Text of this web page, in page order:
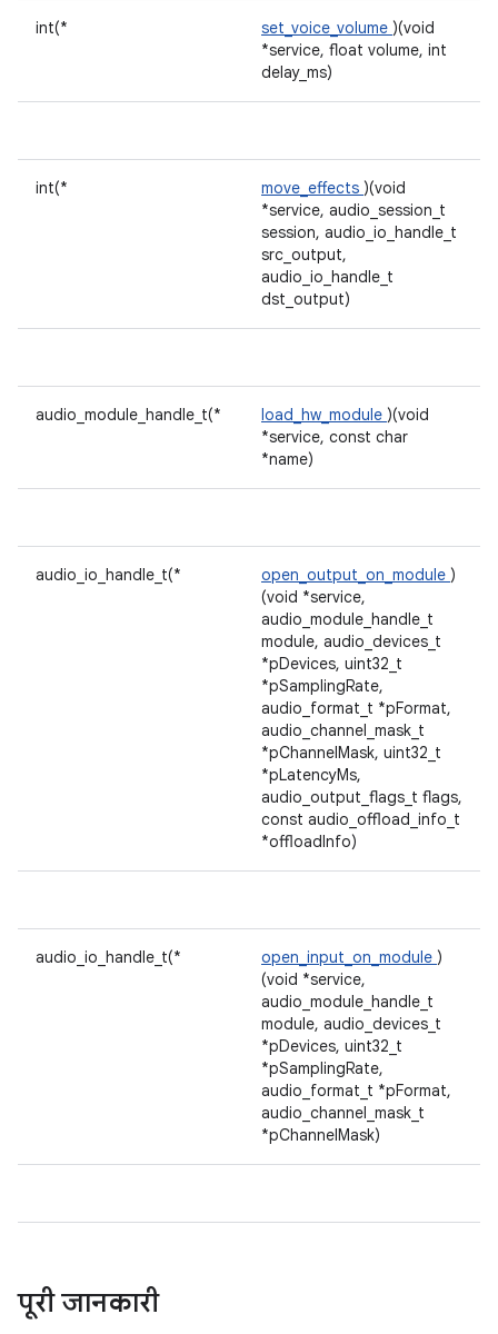
int(* set_voice_volume )(void
*service, float volume, int
delay_ms)
int(* move_effects )(void
*service, audio_session_t
session, audio_io_handle_t
src_output,
audio_io_handle_t
dst_output)
audio_module_handle_t(* load_hw_module )(void
*service, const char
*name)
audio_io_handle_t(* open_output_on_module )
(void *service,
audio_module_handle_t
module, audio_devices_t
*pDevices, uint32_t
*pSamplingRate,
audio_format_t *pFormat,
audio_channel_mask_t
*pChannelMask, uint32_t
*pLatencyMs,
audio_output_flags_t flags,
const audio_offload_info_t
*offloadInfo)
audio_io_handle_t(* open_input_on_module )
(void *service,
audio_module_handle_t
module, audio_devices_t
*pDevices, uint32_t
*pSamplingRate,
audio_format_t *pFormat,
audio_channel_mask_t
*pChannelMask)
पूरी जानकारी